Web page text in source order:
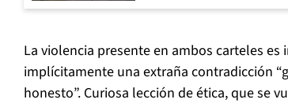
La violencia presente en ambos carteles
implícitamente una extraña contradicción
honesto”. Curiosa lección de ética, que se